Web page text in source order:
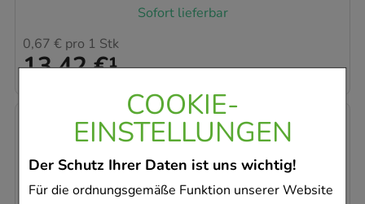
COOKIE-
EINSTELLUNGEN
Der Schutz Ihrer Daten ist uns wichtig!
Für die ordnungsgemäße Funktion unserer Website
Sofort lieferbar
13,42 €¹
0,67 € pro 1 Stk